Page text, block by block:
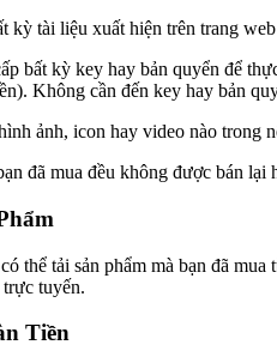
kỳ tài liệu xuất hiện trên trang
bất kỳ key hay bản quyển để
Không cần đến key hay bản
ảnh, icon hay video nào trong
đã mua đều không được bán
thể tải sản phẩm mà bạn đã
trực tuyến.
Tiền